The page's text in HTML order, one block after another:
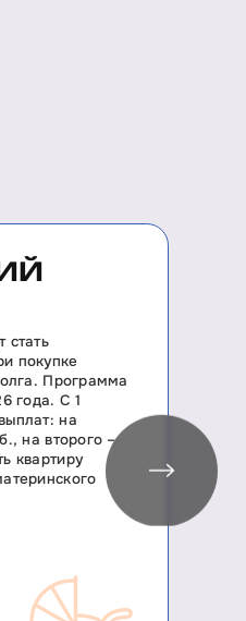
стать
покупке
Программа
года. С 1
на
на второго –
квартиру